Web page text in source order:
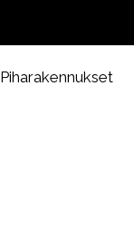
Piharakennukset